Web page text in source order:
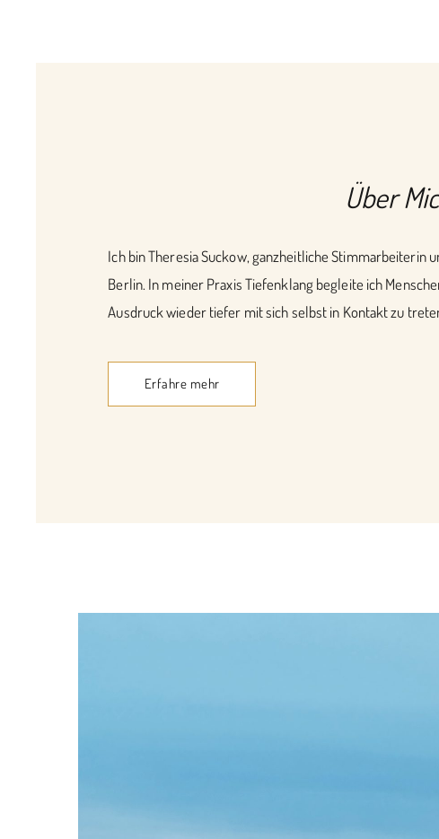
Über
Ich bin Theresia Suckow, ganzheitliche Stimmarbeiterin
Berlin. In meiner Praxis Tiefenklang begleite ich
Ausdruck wieder tiefer mit sich selbst in Kontakt zu
Erfahre mehr